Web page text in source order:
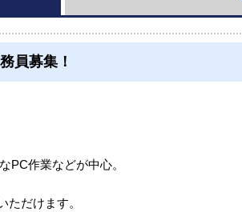
員募集！
PC作業などが中心。
だけます。